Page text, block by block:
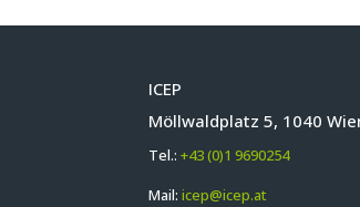
ICEP
Möllwaldplatz 5, 1040
Tel.:+43 (0)1 9690254
Mail:icep@icep.at